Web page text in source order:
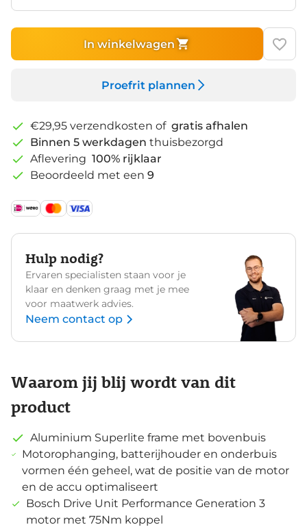
In winkelwagen
Proefrit plannen
€29,95 verzendkosten of gratis afhalen
Binnen 5 werkdagen thuisbezorgd
Aflevering 100% rijklaar
Beoordeeld met een 9
Hulp nodig?
Ervaren specialisten staan voor je
klaar en denken graag met je mee
voor maatwerk advies.
Neem contact op
Waarom jij blij wordt van dit
product
Aluminium Superlite frame met bovenbuis
Motorophanging, batterijhouder en onderbuis
vormen één geheel, wat de positie van de motor
en de accu optimaliseert
Bosch Drive Unit Performance Generation 3
motor met 75Nm koppel